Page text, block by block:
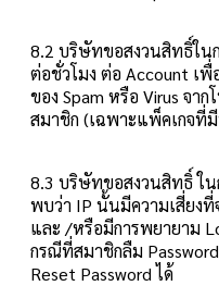
8.2 บริษัทขอสงวนสิทธิ์ใน
ต่อชั่วโมง ต่อ Account เพื่
ของ Spam หรือ Virus จา
สมาชิก (เฉพาะแพ็คเกจที่
8.3 บริษัทขอสงวนสิทธิ์ ใน
พบว่า IP นั้นมีความเสี่ยง
และ /หรือมีการพยายาม
กรณีที่สมาชิกลืม
Reset Password ได้